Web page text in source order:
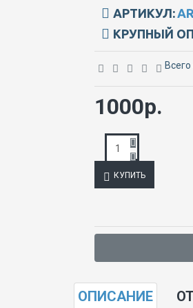
АРТИКУЛ:
КРУПНЫЙ
1000р.
КУПИТЬ
ОПИСАНИЕ